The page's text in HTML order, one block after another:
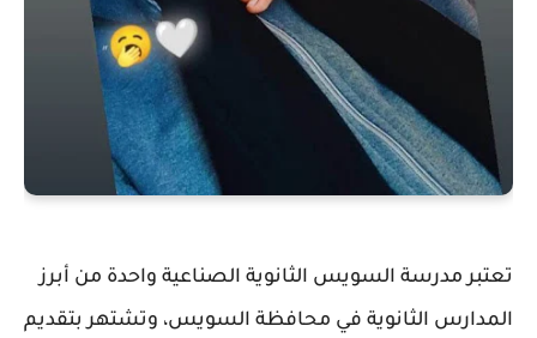
تعتبر مدرسة السويس الثانوية الصناعية واحدة من أبرز
المدارس الثانوية في محافظة السويس، وتشتهر بتقديم